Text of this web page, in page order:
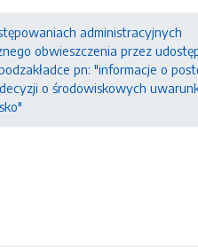
administracyjnych
obwieszczenia przez
pn: "informacje o
o środowiskowych